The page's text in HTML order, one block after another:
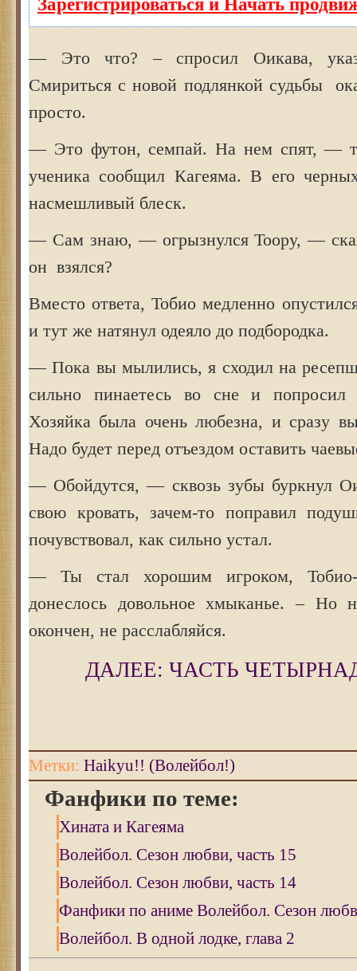
Зарегистрироваться и Начать
— Это что? – спросил Оикава,
Смириться с новой подлянкой судьбы
просто.
— Это футон, семпай. На нем спят, —
ученика сообщил Кагеяма. В его
насмешливый блеск.
— Сам знаю, — огрызнулся Тоору, —
он взялся?
Вместо ответа, Тобио медленно
и тут же натянул одеяло до подбородка.
— Пока вы мылились, я сходил на
сильно пинаетесь во сне и попросил
Хозяйка была очень любезна, и сразу
Надо будет перед отъездом оставить
— Обойдутся, — сквозь зубы буркнул
свою кровать, зачем-то поправил
почувствовал, как сильно устал.
— Ты стал хорошим игроком,
донеслось довольное хмыканье. –
окончен, не расслабляйся.
ДАЛЕЕ: ЧАСТЬ
Метки: Haikyu!! (Волейбол!)
Фанфики по теме:
Хината и Кагеяма
Волейбол. Сезон любви, часть 15
Волейбол. Сезон любви, часть 14
Фанфики по аниме Волейбол. Сезон
Волейбол. В одной лодке, глава 2